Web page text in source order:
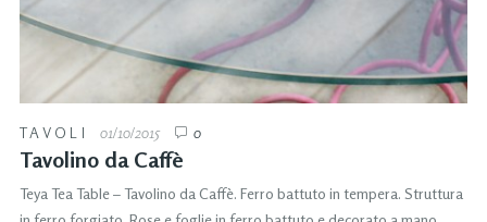
TAVOLI 01/10/2015 0
Tavolino da Caffè
Teya Tea Table – Tavolino da Caffè. Ferro battuto in tempera. Struttura